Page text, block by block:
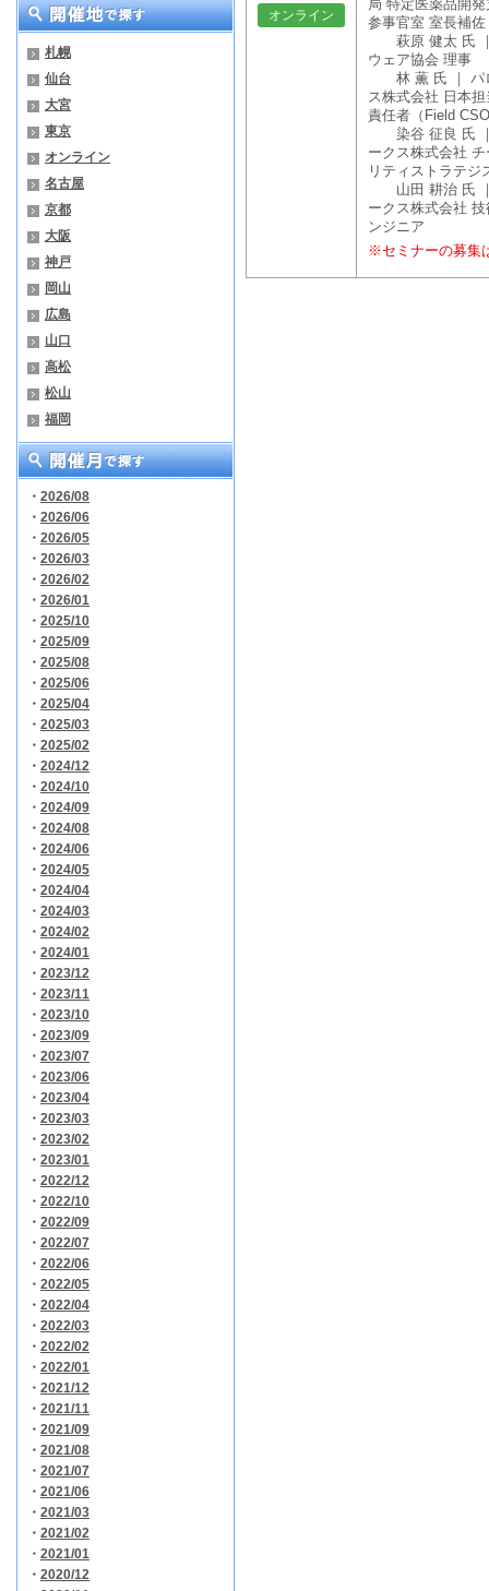
札幌
仙台
大宮
東京
オンライン
名古屋
京都
大阪
神戸
岡山
広島
山口
高松
松山
福岡
・ 2026/08
・ 2026/06
・ 2026/05
・ 2026/03
・ 2026/02
・ 2026/01
・ 2025/10
・ 2025/09
・ 2025/08
・ 2025/06
・ 2025/04
・ 2025/03
・ 2025/02
・ 2024/12
・ 2024/10
・ 2024/09
・ 2024/08
・ 2024/06
・ 2024/05
・ 2024/04
・ 2024/03
・ 2024/02
・ 2024/01
・ 2023/12
・ 2023/11
・ 2023/10
・ 2023/09
・ 2023/07
・ 2023/06
・ 2023/04
・ 2023/03
・ 2023/02
・ 2023/01
・ 2022/12
・ 2022/10
・ 2022/09
・ 2022/07
・ 2022/06
・ 2022/05
・ 2022/04
・ 2022/03
・ 2022/02
・ 2022/01
・ 2021/12
・ 2021/11
・ 2021/09
・ 2021/08
・ 2021/07
・ 2021/06
・ 2021/03
・ 2021/02
・ 2021/01
・ 2020/12
オンライン
局 特定医薬品開
参事官室 室長補佐
萩原 健太 氏 ｜
ウェア協会 理事
林 薫 氏 ｜ パ
ス株式会社 日本
責任者（Field
染谷 征良 氏 ｜
ークス株式会社
リティストラテジ
山田 耕治 氏 ｜
ークス株式会社
ンジニア
※セミナーの募集